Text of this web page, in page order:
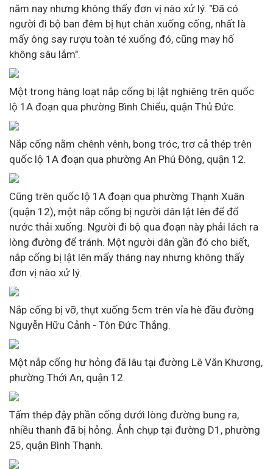
năm nay nhưng không thấy đơn vị nào xử lý. "Đã có
người đi bộ ban đêm bị hụt chân xuống cống, nhất là
mấy ông say rượu toàn té xuống đó, cũng may hố
không sâu lắm".
Một trong hàng loạt nắp cống bị lật nghiêng trên quốc
lộ 1A đoạn qua phường Bình Chiểu, quận Thủ Đức.
Nắp cống nằm chênh vênh, bong tróc, trơ cả thép trên
quốc lộ 1A đoạn qua phường An Phú Đông, quận 12.
Cũng trên quốc lộ 1A đoạn qua phường Thạnh Xuân
(quận 12), một nắp cống bị người dân lật lên để đổ
nước thải xuống. Người đi bộ qua đoạn này phải lách ra
lòng đường để tránh. Một người dân gần đó cho biết,
nắp cống bị lật lên mấy tháng nay nhưng không thấy
đơn vị nào xử lý.
Nắp cống bị vỡ, thụt xuống 5cm trên vỉa hè đầu đường
Nguyễn Hữu Cảnh - Tôn Đức Thắng.
Một nắp cống hư hỏng đã lâu tại đường Lê Văn Khương,
phường Thới An, quận 12.
Tấm thép đậy phần cống dưới lòng đường bung ra,
nhiều thanh đã bị hỏng. Ảnh chụp tại đường D1, phường
25, quận Bình Thạnh.